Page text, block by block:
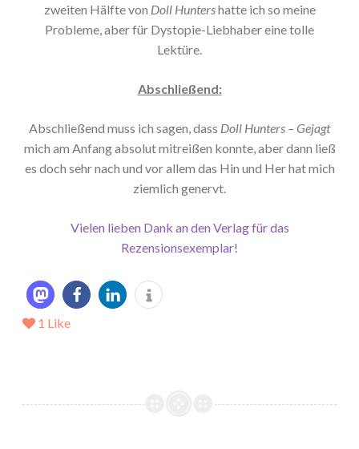
zweiten Hälfte von Doll Huntershatte ich so meine
Probleme, aber für Dystopie-Liebhaber eine tolle
Lektüre.
Abschließend:
Abschließend muss ich sagen, dass Doll Hunters – Gejagt
mich am Anfang absolut mitreißen konnte, aber dann ließ
es doch sehr nach und vor allem das Hin und Her hat mich
ziemlich genervt.
Vielen lieben Dank an den Verlag für das
Rezensionsexemplar!
1 Like